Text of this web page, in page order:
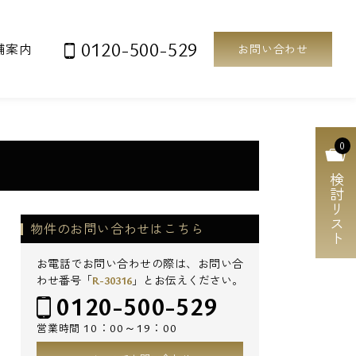
案内 0120-500-529 お問い合わせ
0
検討リスト
物件のお問い合わせはこちら
お電話でお問い合わせの際は、お問い合
わせ番号「R-30316 」とお伝えください。
0120-500-529
営業時間 10：00～19：00